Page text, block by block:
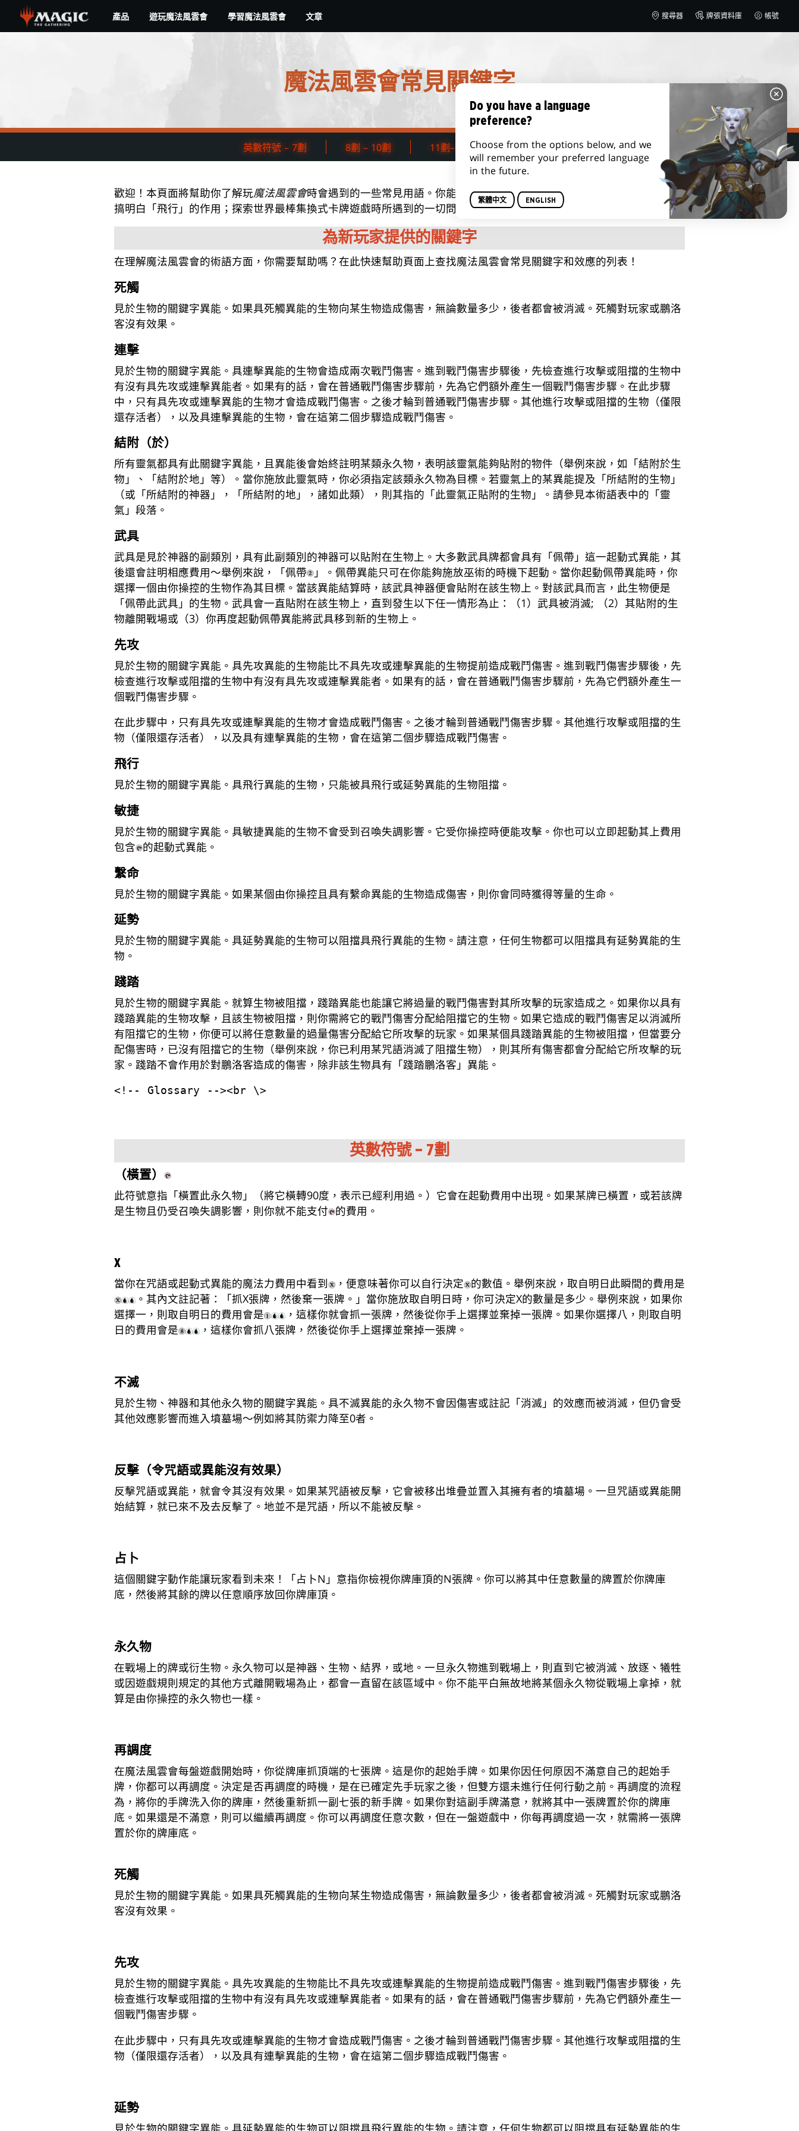
main
產品 遊玩魔法風雲會 學習魔法風雲會 文章 搜尋器 牌張資料庫 帳號
魔法風雲會常見關鍵字
英數符號 – 7劃 8劃 – 10劃 11劃– 16劃 17劃以上
歡迎！本頁面將幫助你了解玩魔法風雲會時會遇到的一些常見用語。你能從中找到諸如「敏捷」「放逐」等字眼的含義，
搞明白「飛行」的作用；探索世界最棒集換式卡牌遊戲時所遇到的一切問題，都能在這裡快速找到答案！
為新玩家提供的關鍵字
在理解魔法風雲會的術語方面，你需要幫助嗎？在此快速幫助頁面上查找魔法風雲會常見關鍵字和效應的列表！
死觸
見於生物的關鍵字異能。如果具死觸異能的生物向某生物造成傷害，無論數量多少，後者都會被消滅。死觸對玩家或鵬洛
客沒有效果。
連擊
見於生物的關鍵字異能。具連擊異能的生物會造成兩次戰鬥傷害。進到戰鬥傷害步驟後，先檢查進行攻擊或阻擋的生物中
有沒有具先攻或連擊異能者。如果有的話，會在普通戰鬥傷害步驟前，先為它們額外產生一個戰鬥傷害步驟。在此步驟
中，只有具先攻或連擊異能的生物才會造成戰鬥傷害。之後才輪到普通戰鬥傷害步驟。其他進行攻擊或阻擋的生物（僅限
還存活者），以及具連擊異能的生物，會在這第二個步驟造成戰鬥傷害。
結附（於）
所有靈氣都具有此關鍵字異能，且異能後會始終註明某類永久物，表明該靈氣能夠貼附的物件（舉例來說，如「結附於生
物」、「結附於地」等）。當你施放此靈氣時，你必須指定該類永久物為目標。若靈氣上的某異能提及「所結附的生物」
（或「所結附的神器」，「所結附的地」，諸如此類），則其指的「此靈氣正貼附的生物」。請參見本術語表中的「靈
氣」段落。
武具
武具是見於神器的副類別，具有此副類別的神器可以貼附在生物上。大多數武具牌都會具有「佩帶」這一起動式異能，其
後還會註明相應費用～舉例來說，「佩帶
」。佩帶異能只可在你能夠施放巫術的時機下起動。當你起動佩帶異能時，你
選擇一個由你操控的生物作為其目標。當該異能結算時，該武具神器便會貼附在該生物上。對該武具而言，此生物便是
「佩帶此武具」的生物。武具會一直貼附在該生物上，直到發生以下任一情形為止：（1）武具被消滅; （2）其貼附的生
物離開戰場或（3）你再度起動佩帶異能將武具移到新的生物上。
先攻
見於生物的關鍵字異能。具先攻異能的生物能比不具先攻或連擊異能的生物提前造成戰鬥傷害。進到戰鬥傷害步驟後，先
檢查進行攻擊或阻擋的生物中有沒有具先攻或連擊異能者。如果有的話，會在普通戰鬥傷害步驟前，先為它們額外產生一
個戰鬥傷害步驟。
在此步驟中，只有具先攻或連擊異能的生物才會造成戰鬥傷害。之後才輪到普通戰鬥傷害步驟。其他進行攻擊或阻擋的生
物（僅限還存活者），以及具有連擊異能的生物，會在這第二個步驟造成戰鬥傷害。
飛行
見於生物的關鍵字異能。具飛行異能的生物，只能被具飛行或延勢異能的生物阻擋。
敏捷
見於生物的關鍵字異能。具敏捷異能的生物不會受到召喚失調影響。它受你操控時便能攻擊。你也可以立即起動其上費用
包含 的起動式異能。
繫命
見於生物的關鍵字異能。如果某個由你操控且具有繫命異能的生物造成傷害，則你會同時獲得等量的生命。
延勢
見於生物的關鍵字異能。具延勢異能的生物可以阻擋具飛行異能的生物。請注意，任何生物都可以阻擋具有延勢異能的生
物。
踐踏
見於生物的關鍵字異能。就算生物被阻擋，踐踏異能也能讓它將過量的戰鬥傷害對其所攻擊的玩家造成之。如果你以具有
踐踏異能的生物攻擊，且該生物被阻擋，則你需將它的戰鬥傷害分配給阻擋它的生物。如果它造成的戰鬥傷害足以消滅所
有阻擋它的生物，你便可以將任意數量的過量傷害分配給它所攻擊的玩家。如果某個具踐踏異能的生物被阻擋，但當要分
配傷害時，已沒有阻擋它的生物（舉例來說，你已利用某咒語消滅了阻擋生物），則其所有傷害都會分配給它所攻擊的玩
家。踐踏不會作用於對鵬洛客造成的傷害，除非該生物具有「踐踏鵬洛客」異能。
英數符號 – 7劃
（橫置）
此符號意指「橫置此永久物」（將它橫轉90度，表示已經利用過。）它會在起動費用中出現。如果某牌已橫置，或若該牌
是生物且仍受召喚失調影響，則你就不能支付 的費用。
X
當你在咒語或起動式異能的魔法力費用中看到 ，便意味著你可以自行決定 的數值。舉例來說，取自明日此瞬間的費用是
。其內文註記著：「抓X張牌，然後棄一張牌。」當你施放取自明日時，你可決定X的數量是多少。舉例來說，如果你
選擇一，則取自明日的費用會是
，這樣你就會抓一張牌，然後從你手上選擇並棄掉一張牌。如果你選擇八，則取自明
日的費用會是
，這樣你會抓八張牌，然後從你手上選擇並棄掉一張牌。
不滅
見於生物、神器和其他永久物的關鍵字異能。具不滅異能的永久物不會因傷害或註記「消滅」的效應而被消滅，但仍會受
其他效應影響而進入墳墓場～例如將其防禦力降至0者。
反擊（令咒語或異能沒有效果）
反擊咒語或異能，就會令其沒有效果。如果某咒語被反擊，它會被移出堆疊並置入其擁有者的墳墓場。一旦咒語或異能開
始結算，就已來不及去反擊了。地並不是咒語，所以不能被反擊。
占卜
這個關鍵字動作能讓玩家看到未來！「占卜N」意指你檢視你牌庫頂的N張牌。你可以將其中任意數量的牌置於你牌庫
底，然後將其餘的牌以任意順序放回你牌庫頂。
永久物
在戰場上的牌或衍生物。永久物可以是神器、生物、結界，或地。一旦永久物進到戰場上，則直到它被消滅、放逐、犧牲
或因遊戲規則規定的其他方式離開戰場為止，都會一直留在該區域中。你不能平白無故地將某個永久物從戰場上拿掉，就
算是由你操控的永久物也一樣。
再調度
在魔法風雲會每盤遊戲開始時，你從牌庫抓頂端的七張牌。這是你的起始手牌。如果你因任何原因不滿意自己的起始手
牌，你都可以再調度。決定是否再調度的時機，是在已確定先手玩家之後，但雙方還未進行任何行動之前。再調度的流程
為，將你的手牌洗入你的牌庫，然後重新抓一副七張的新手牌。如果你對這副手牌滿意，就將其中一張牌置於你的牌庫
底。如果還是不滿意，則可以繼續再調度。你可以再調度任意次數，但在一盤遊戲中，你每再調度過一次，就需將一張牌
置於你的牌庫底。
死觸
見於生物的關鍵字異能。如果具死觸異能的生物向某生物造成傷害，無論數量多少，後者都會被消滅。死觸對玩家或鵬洛
客沒有效果。
先攻
見於生物的關鍵字異能。具先攻異能的生物能比不具先攻或連擊異能的生物提前造成戰鬥傷害。進到戰鬥傷害步驟後，先
檢查進行攻擊或阻擋的生物中有沒有具先攻或連擊異能者。如果有的話，會在普通戰鬥傷害步驟前，先為它們額外產生一
個戰鬥傷害步驟。
在此步驟中，只有具先攻或連擊異能的生物才會造成戰鬥傷害。之後才輪到普通戰鬥傷害步驟。其他進行攻擊或阻擋的生
物（僅限還存活者），以及具有連擊異能的生物，會在這第二個步驟造成戰鬥傷害。
延勢
見於生物的關鍵字異能。具延勢異能的生物可以阻擋具飛行異能的生物。請注意，任何生物都可以阻擋具有延勢異能的生
Do you have a language
preference?
Choose from the options below, and we
will remember your preferred language
in the future.
繁體中文 ENGLISH